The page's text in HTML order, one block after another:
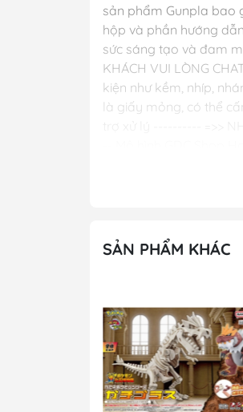
sản phẩm Gunpla bao
hộp và phần hướng
sức sáng tạo và đam
KHÁCH VUI LÒNG
kiện như kềm, nhíp,
là giấy mỏng, có thể
-- Mô hình GDC Shop
SẢN PHẨM KHÁC